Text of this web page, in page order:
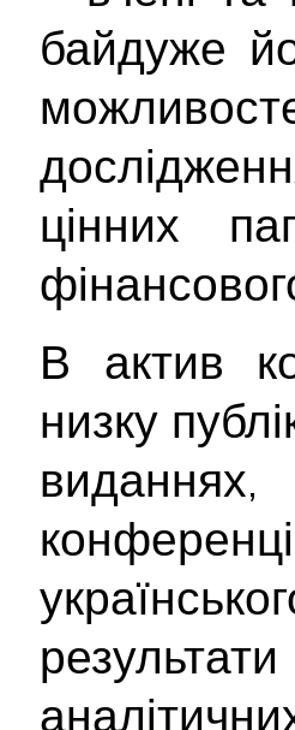
байдуже
цінних
В актив
низку